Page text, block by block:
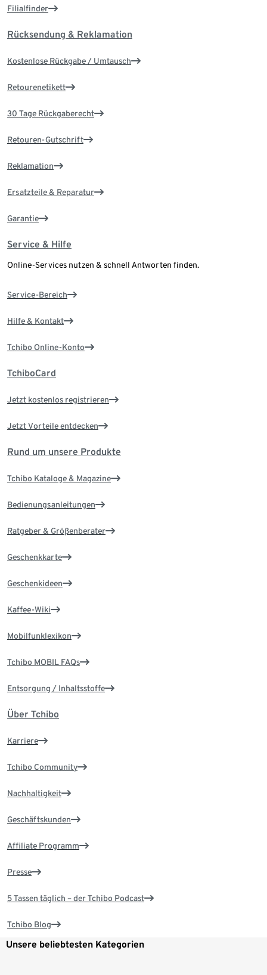
Filialfinder
Rücksendung & Reklamation
Kostenlose Rückgabe / Umtausch
Retourenetikett
30 Tage Rückgaberecht
Retouren-Gutschrift
Reklamation
Ersatzteile & Reparatur
Garantie
Service & Hilfe
Online-Services nutzen & schnell Antworten finden.
Service-Bereich
Hilfe & Kontakt
Tchibo Online-Konto
TchiboCard
Jetzt kostenlos registrieren
Jetzt Vorteile entdecken
Rund um unsere Produkte
Tchibo Kataloge & Magazine
Bedienungsanleitungen
Ratgeber & Größenberater
Geschenkkarte
Geschenkideen
Kaffee-Wiki
Mobilfunklexikon
Tchibo MOBIL FAQs
Entsorgung / Inhaltsstoffe
Über Tchibo
Karriere
Tchibo Community
Nachhaltigkeit
Geschäftskunden
Affiliate Programm
Presse
5 Tassen täglich – der Tchibo Podcast
Tchibo Blog
Unsere beliebtesten Kategorien